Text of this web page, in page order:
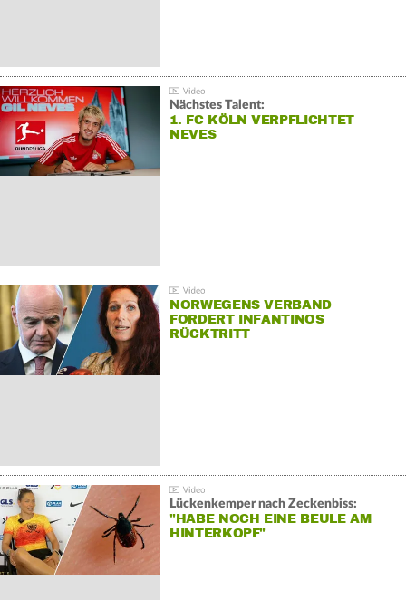
Nächstes Talent:
1. FC KÖLN VERPFLICHTET
NEVES
NORWEGENS VERBAND
FORDERT INFANTINOS
RÜCKTRITT
Lückenkemper nach Zeckenbiss:
"HABE NOCH EINE BEULE AM
HINTERKOPF"